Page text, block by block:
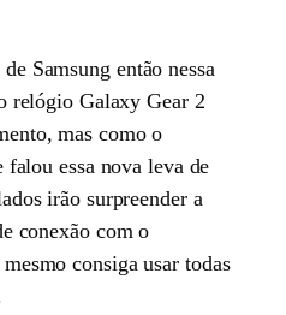
Samsung então nessa
relógio Galaxy Gear 2
mas como o
essa nova leva de
irão surpreender a
conexão com o
consiga usar todas